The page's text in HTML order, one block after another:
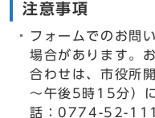
注意事項
フォームでのお問
場合があります。
合わせは、市役所
～午後5時15分）
話：0774-52-